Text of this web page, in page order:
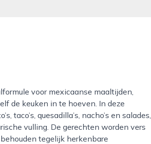
de keuken in te hoeven. In deze
taco’s, quesadilla’s, nacho’s en salades,
vulling. De gerechten worden vers
tegelijk herkenbare